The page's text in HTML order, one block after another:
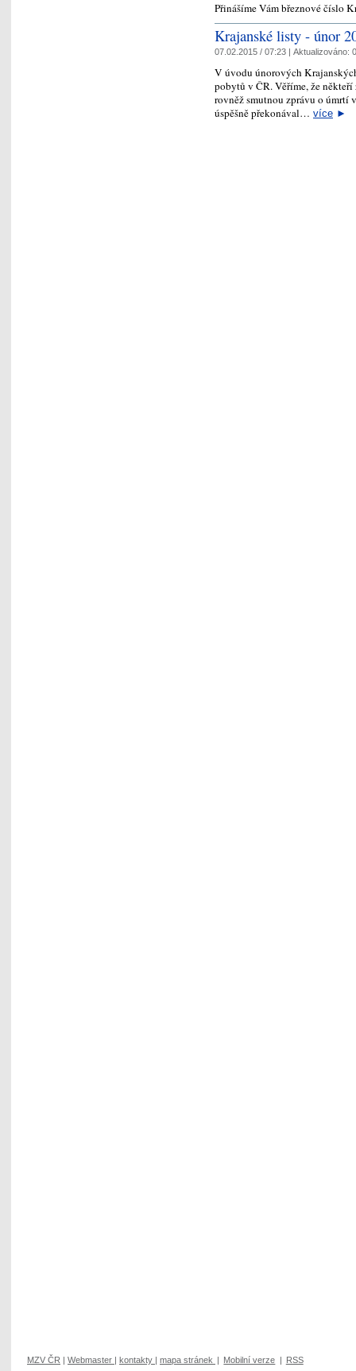
Přinášíme Vám březnové číslo
Krajanské listy - únor
07.02.2015 / 07:23 | Aktualizováno:
V úvodu únorových
pobytů v ČR. Věříme, že
rovněž smutnou zprávu o úmrtí
úspěšně překonával… více ►
MZV ČR | Webmaster | kontakty | mapa stránek | Mobilní verze | RSS